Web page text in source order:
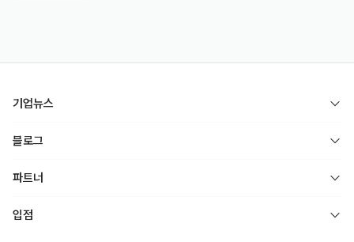
기업뉴스
블로그
파트너
입점